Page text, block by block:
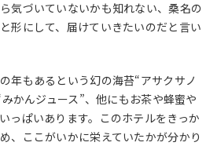
気づいていないかも知れない、桑名の
形にして、届けていきたいのだと言い
年もあるという幻の海苔“アサクサノ
かんジュース”、他にもお茶や蜂蜜や
っぱいあります。このホテルをきっか
、ここがいかに栄えていたかが分かり